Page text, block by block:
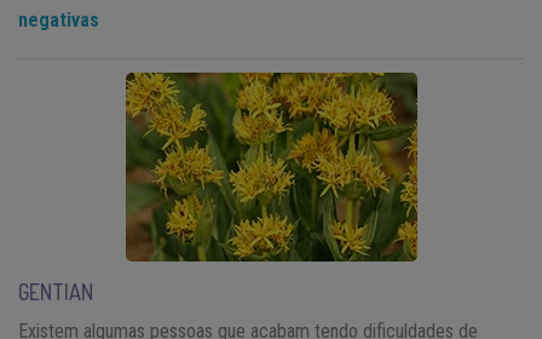
negativas
GENTIAN
Existem algumas pessoas que acabam tendo dificuldades de